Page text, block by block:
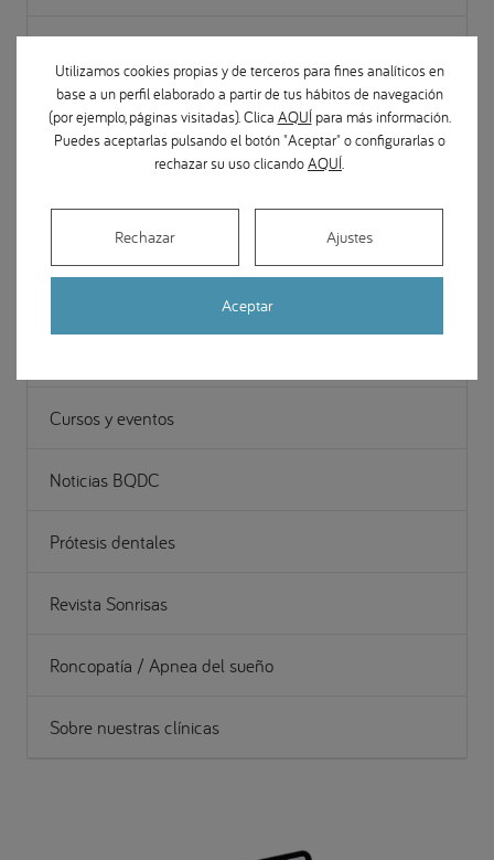
Noticias Odontológicas
Odontopediatría
Periodoncia (Encías)
Cursos y eventos
Noticias BQDC
Prótesis dentales
Revista Sonrisas
Roncopatía / Apnea del sueño
Sobre nuestras clínicas
Utilizamos cookies propias y de terceros para fines analíticos en
base a un perfil elaborado a partir de tus hábitos de navegación
(por ejemplo, páginas visitadas). Clica AQUÍpara más información.
Puedes aceptarlas pulsando el botón "Aceptar" o configurarlas o
rechazar su uso clicandoAQUÍ.
Aceptar
Rechazar Ajustes